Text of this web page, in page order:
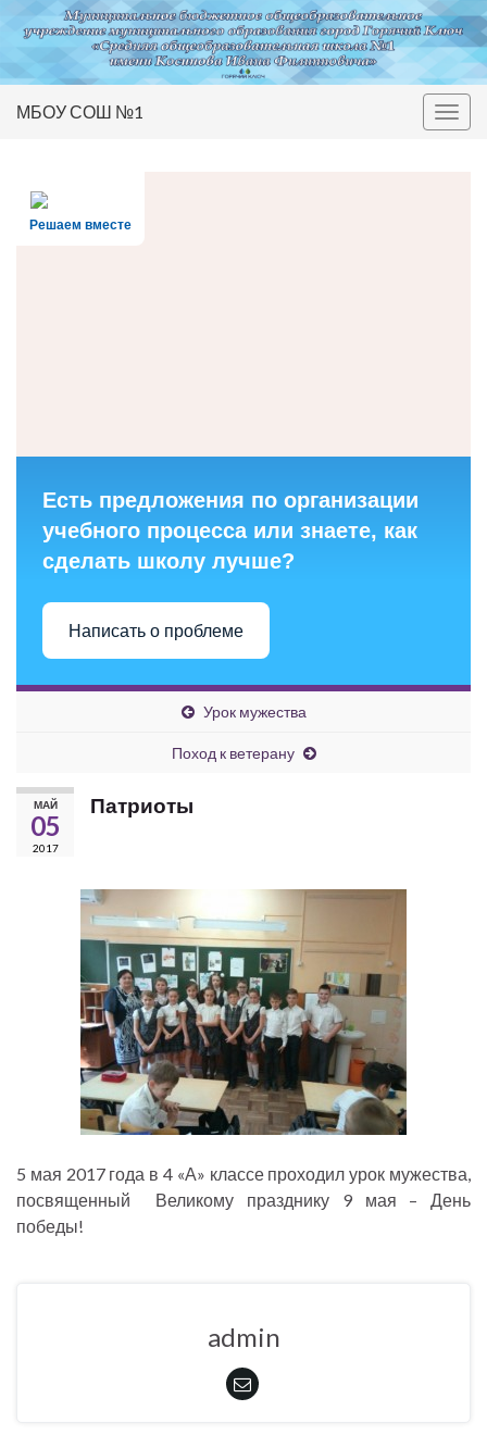
Вкл/
МБОУ СОШ №1
Решаем вместе
Есть предложения по организации
учебного процесса или знаете, как
сделать школу лучше?
Написать о проблеме
Урок мужества
Поход к ветерану
МАЙ
05
2017
Патриоты
5 мая 2017 года в 4 «А» классе проходил урок мужества,
посвященный Великому празднику 9 мая – День
победы!
admin